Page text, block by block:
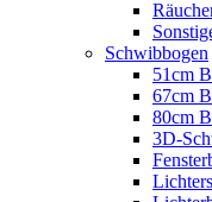
Schwibbogen
51cm
67cm
80cm
3D-